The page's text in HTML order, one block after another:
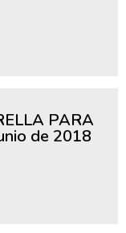
PARA
de 2018